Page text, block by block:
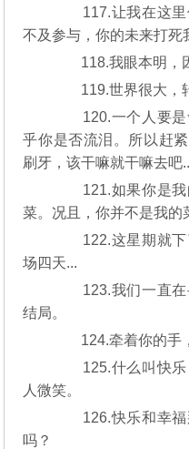
117.让我在这里
不及参与，你的未来打死
118.我眼本明，因
119.世界很大，转
120.一个人要是
乎你是否流泪。所以赶
刷牙，该干嘛就干嘛去吧
121.如果你是我
菜。况且，你并不是我的
122.这星期就下
场四天...
123.我们一直在
结局。
124.牵着你的手，
125.什么叫快乐
人微笑。
126.快乐和幸福
吗？